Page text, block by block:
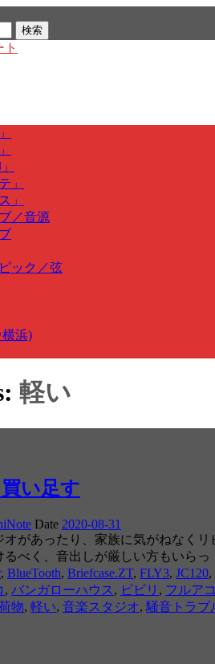
」
」
／音源
ック／弦
浜)
軽い
い足す
Date 2020-08-31
オがあったり、家族に気がねなく
るべく、音出しが厳しい方もいらっ
, BlueTooth, Briefcase.ZT, FLY3, JC120,
, バンガローハウス , ビビリ , フルアコ
物, 軽い, 音楽スタジオ, 騒音トラブ